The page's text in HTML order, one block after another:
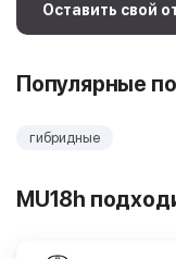
Оставить свой
Популярные
гибридные
MU18h